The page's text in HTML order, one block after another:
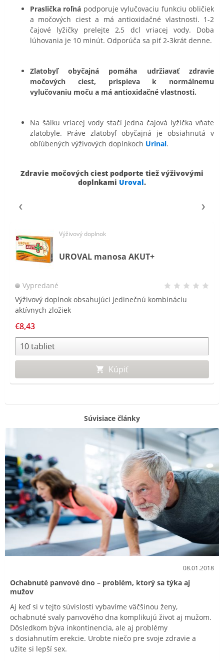
Praslička roľná podporuje vylučovaciu funkciu obličiek
a močových ciest a má antioxidačné vlastnosti. 1-2
čajové lyžičky prelejte 2,5 dcl vriacej vody. Doba
lúhovania je 10 minút. Odporúča sa piť 2-3krát denne.
Zlatobyľ obyčajná pomáha udržiavať zdravie
močových ciest, prispieva k normálnemu
vylučovaniu moču a má antioxidačné vlastnosti.
Na šálku vriacej vody stačí jedna čajová lyžička vňate
zlatobyle. Práve zlatobyľ obyčajná je obsiahnutá v
obľúbených výživových doplnkoch Urinal.
Zdravie močových ciest podporte tiež výživovými
doplnkami Uroval.
Výživový doplnok
UROVAL manosa AKUT+
Vypredané
Výživový doplnok obsahujúci jedinečnú kombináciu
aktívnych zložiek
€8,43
Kúpiť
Súvisiace články
08.01.2018
Ochabnuté panvové dno – problém, ktorý sa týka aj
mužov
Aj keď si v tejto súvislosti vybavíme väčšinou ženy,
ochabnuté svaly panvového dna komplikujú život aj mužom.
Dôsledkom býva inkontinencia, ale aj problémy
s dosiahnutím erekcie. Urobte niečo pre svoje zdravie a
užite si lepší sex.